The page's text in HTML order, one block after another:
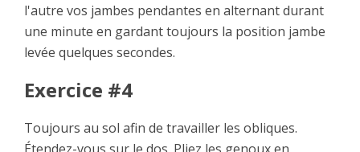
l'autre vos jambes pendantes en alternant durant
une minute en gardant toujours la position jambe
levée quelques secondes.
Exercice #4
Toujours au sol afin de travailler les obliques.